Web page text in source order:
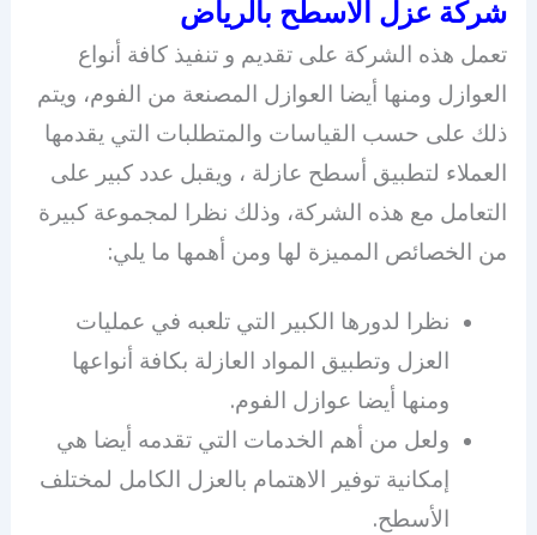
شركة عزل الاسطح بالرياض
تعمل هذه الشركة على تقديم و تنفيذ كافة أنواع
العوازل ومنها أيضا العوازل المصنعة من الفوم، ويتم
ذلك على حسب القياسات والمتطلبات التي يقدمها
العملاء لتطبيق أسطح عازلة ، ويقبل عدد كبير على
التعامل مع هذه الشركة، وذلك نظرا لمجموعة كبيرة
من الخصائص المميزة لها ومن أهمها ما يلي:
نظرا لدورها الكبير التي تلعبه في عمليات
العزل وتطبيق المواد العازلة بكافة أنواعها
ومنها أيضا عوازل الفوم.
ولعل من أهم الخدمات التي تقدمه أيضا هي
إمكانية توفير الاهتمام بالعزل الكامل لمختلف
الأسطح.